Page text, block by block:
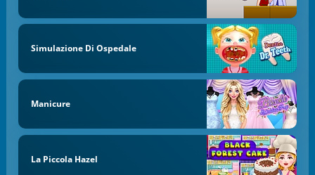
Simulazione Di Ospedale
Manicure
La Piccola Hazel